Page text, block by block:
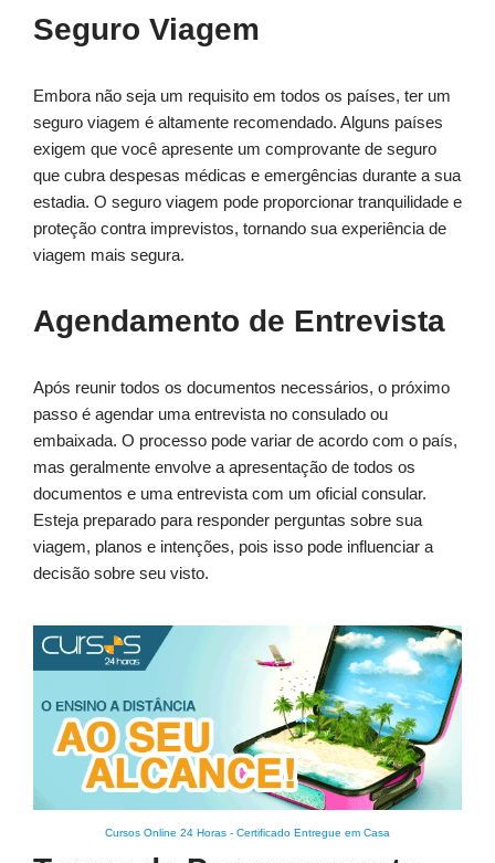
Seguro Viagem
Embora não seja um requisito em todos os países, ter um
seguro viagem é altamente recomendado. Alguns países
exigem que você apresente um comprovante de seguro
que cubra despesas médicas e emergências durante a sua
estadia. O seguro viagem pode proporcionar tranquilidade e
proteção contra imprevistos, tornando sua experiência de
viagem mais segura.
Agendamento de Entrevista
Após reunir todos os documentos necessários, o próximo
passo é agendar uma entrevista no consulado ou
embaixada. O processo pode variar de acordo com o país,
mas geralmente envolve a apresentação de todos os
documentos e uma entrevista com um oficial consular.
Esteja preparado para responder perguntas sobre sua
viagem, planos e intenções, pois isso pode influenciar a
decisão sobre seu visto.
Cursos Online 24 Horas - Certificado Entregue em Casa